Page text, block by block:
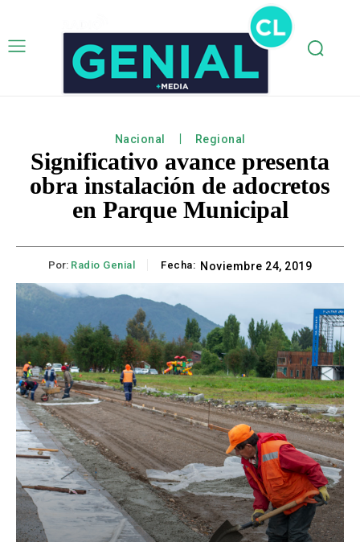
Nacional Regional
Significativo avance presenta
obra instalación de adocretos
en Parque Municipal
Por: Radio Genial Fecha: Noviembre 24, 2019